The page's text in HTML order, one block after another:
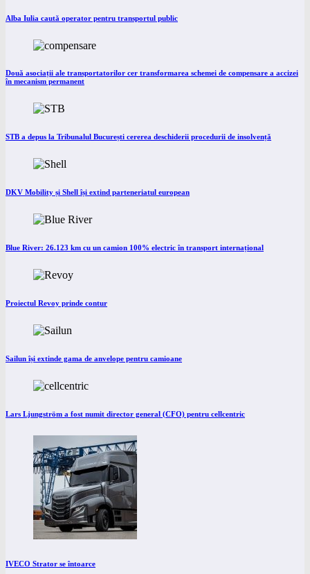
Alba Iulia caută operator pentru transportul public
Două asociații ale transportatorilor cer transformarea schemei de compensare a accizei
în mecanism permanent
STB a depus la Tribunalul București cererea deschiderii procedurii de insolvență
DKV Mobility și Shell își extind parteneriatul european
Blue River: 26.123 km cu un camion 100% electric în transport internațional
Proiectul Revoy prinde contur
Sailun își extinde gama de anvelope pentru camioane
Lars Ljungström a fost numit director general (CFO) pentru cellcentric
IVECO Strator se întoarce